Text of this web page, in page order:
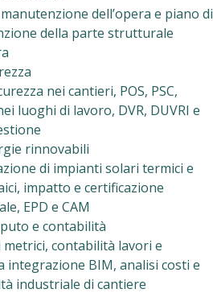
dell’opera e piano di
della parte strutturale
nei cantieri, POS, PSC,
luoghi di lavoro, DVR, DUVRI e
rinnovabili
di impianti solari termici e
impatto e certificazione
EPD e CAM
e contabilità
metrici, contabilità lavori e
integrazione BIM, analisi costi e
industriale di cantiere